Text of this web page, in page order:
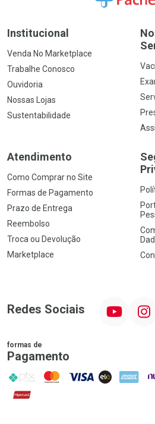
Institucional
Venda No Marketplace
Trabalhe Conosco
Ouvidoria
Nossas Lojas
Sustentabilidade
Atendimento
Como Comprar no Site
Formas de Pagamento
Prazo de Entrega
Reembolso
Troca ou Devolução
Marketplace
Redes Sociais
formas de
Pagamento
PIX MasterCard
VISA ELO AMEX
Hipercard